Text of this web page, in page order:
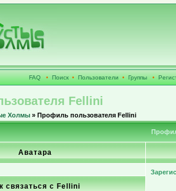
FAQ • Поиск • Пользователи • Группы •
Fellini
Холмы » Профиль пользователя Fellini
Аватара
связаться с Fellini